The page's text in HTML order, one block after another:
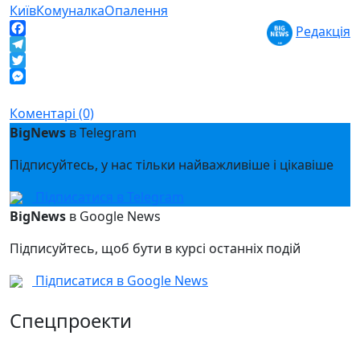
КиївКомуналкаОпалення
Facebook
Telegram
Twitter
Редакція
Коментарі (0)
BigNews в Telegram
Підписуйтесь, у нас тільки найважливіше і цікавіше
Підписатися в Telegram
BigNews в Google News
Підписуйтесь, щоб бути в курсі останніх подій
Підписатися в Google News
Спецпроекти